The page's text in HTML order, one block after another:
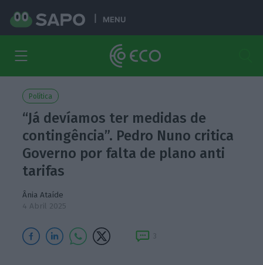
MENU
Política
“Já devíamos ter medidas de
contingência”. Pedro Nuno critica
Governo por falta de plano anti
tarifas
Ânia Ataíde
4 Abril 2025
3